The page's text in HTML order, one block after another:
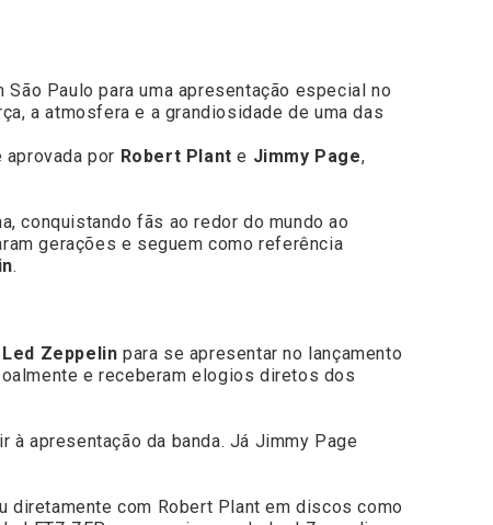
São Paulo para uma apresentação especial no
a atmosfera e a grandiosidade de uma das
por Robert Plante Jimmy Page,
conquistando fãs ao redor do mundo ao
gerações e seguem como referência
.
Led Zeppelinpara se apresentar no lançamento
e receberam elogios diretos dos
à apresentação da banda. Já Jimmy Page
diretamente com Robert Plant em discos como